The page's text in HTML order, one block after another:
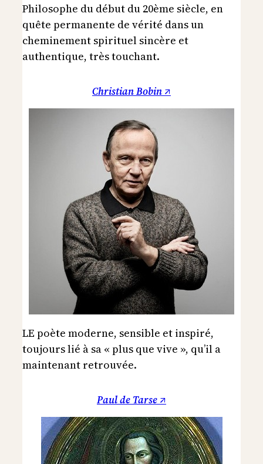
Philosophe du début du 20ème siècle, en
quête permanente de vérité dans un
cheminement spirituel sincère et
authentique, très touchant.
Christian Bobin ↗
LE poète moderne, sensible et inspiré,
toujours lié à sa « plus que vive », qu’il a
maintenant retrouvée.
Paul de Tarse ↗